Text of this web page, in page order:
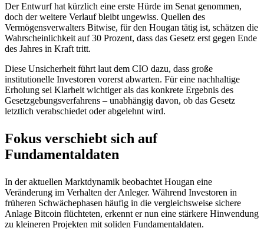
Der Entwurf hat kürzlich eine erste Hürde im Senat genommen,
doch der weitere Verlauf bleibt ungewiss. Quellen des
Vermögensverwalters Bitwise, für den Hougan tätig ist, schätzen die
Wahrscheinlichkeit auf 30 Prozent, dass das Gesetz erst gegen Ende
des Jahres in Kraft tritt.
Diese Unsicherheit führt laut dem CIO dazu, dass große
institutionelle Investoren vorerst abwarten. Für eine nachhaltige
Erholung sei Klarheit wichtiger als das konkrete Ergebnis des
Gesetzgebungsverfahrens – unabhängig davon, ob das Gesetz
letztlich verabschiedet oder abgelehnt wird.
Fokus verschiebt sich auf
Fundamentaldaten
In der aktuellen Marktdynamik beobachtet Hougan eine
Veränderung im Verhalten der Anleger. Während Investoren in
früheren Schwächephasen häufig in die vergleichsweise sichere
Anlage Bitcoin flüchteten, erkennt er nun eine stärkere Hinwendung
zu kleineren Projekten mit soliden Fundamentaldaten.